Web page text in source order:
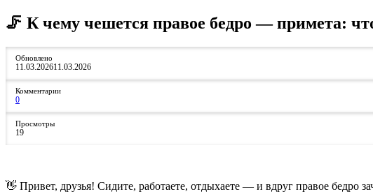
🦵 К чему чешется правое бедро — примета:
Обновлено
11.03.202611.03.2026
Комментарии
0
Просмотры
19
👋 Привет, друзья! Сидите, работаете, отдыхаете — и вдруг правое бедро